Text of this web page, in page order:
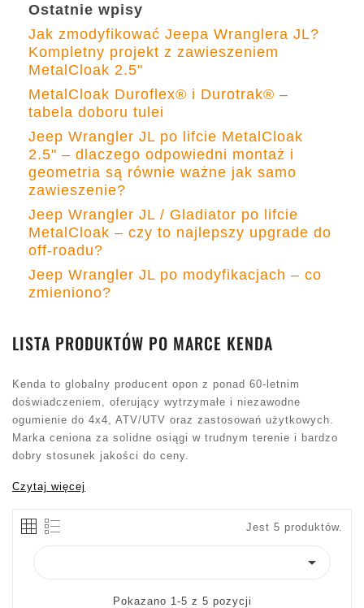
Ostatnie wpisy
Jak zmodyfikować Jeepa Wranglera JL?
Kompletny projekt z zawieszeniem
MetalCloak 2.5"
MetalCloak Duroflex® i Durotrak® –
tabela doboru tulei
Jeep Wrangler JL po lifcie MetalCloak
2.5" – dlaczego odpowiedni montaż i
geometria są równie ważne jak samo
zawieszenie?
Jeep Wrangler JL / Gladiator po lifcie
MetalCloak – czy to najlepszy upgrade do
off-roadu?
Jeep Wrangler JL po modyfikacjach – co
zmieniono?
LISTA PRODUKTÓW PO MARCE KENDA
Kenda to globalny producent opon z ponad 60-letnim
doświadczeniem, oferujący wytrzymałe i niezawodne
ogumienie do 4x4, ATV/UTV oraz zastosowań użytkowych.
Marka ceniona za solidne osiągi w trudnym terenie i bardzo
dobry stosunek jakości do ceny.
Czytaj więcej
Jest 5 produktów.

Pokazano 1-5 z 5 pozycji